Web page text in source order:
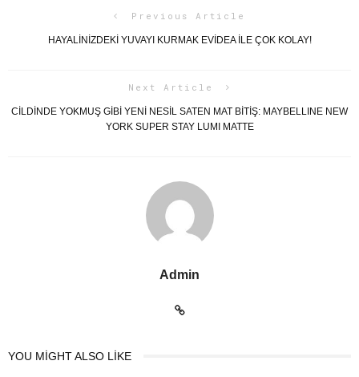
Previous Article
HAYALINIZDEKI YUVAYI KURMAK EVIDEA ILE ÇOK KOLAY!
Next Article
CİLDİNDE YOKMUŞ GİBİ YENİ NESİL SATEN MAT BİTİŞ: MAYBELLINE NEW
YORK SUPER STAY LUMI MATTE
Admin
YOU MIGHT ALSO LIKE